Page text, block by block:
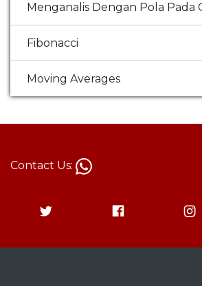
Menganalis Dengan Pola Pada
Fibonacci
Moving Averages
Contact Us: